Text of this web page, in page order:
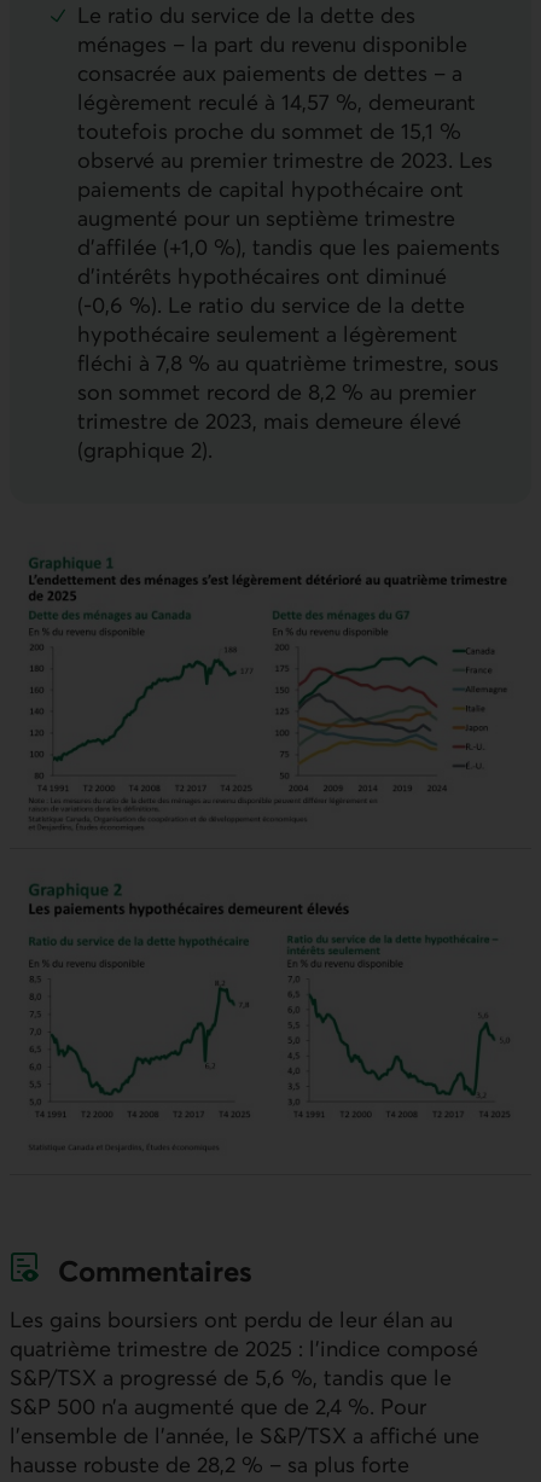
Le ratio du service de la dette des
ménages – la part du revenu disponible
consacrée aux paiements de dettes – a
légèrement reculé à 14,57 %, demeurant
toutefois proche du sommet de 15,1 %
observé au premier trimestre de 2023. Les
paiements de capital hypothécaire ont
augmenté pour un septième trimestre
d’affilée (+1,0 %), tandis que les paiements
d’intérêts hypothécaires ont diminué
(-0,6 %). Le ratio du service de la dette
hypothécaire seulement a légèrement
fléchi à 7,8 % au quatrième trimestre, sous
son sommet record de 8,2 % au premier
trimestre de 2023, mais demeure élevé
(graphique 2).
Commentaires
Les gains boursiers ont perdu de leur élan au
quatrième trimestre de 2025 : l’indice composé
S&P/TSX a progressé de 5,6 %, tandis que le
S&P 500 n’a augmenté que de 2,4 %. Pour
l’ensemble de l’année, le S&P/TSX a affiché une
hausse robuste de 28,2 % – sa plus forte